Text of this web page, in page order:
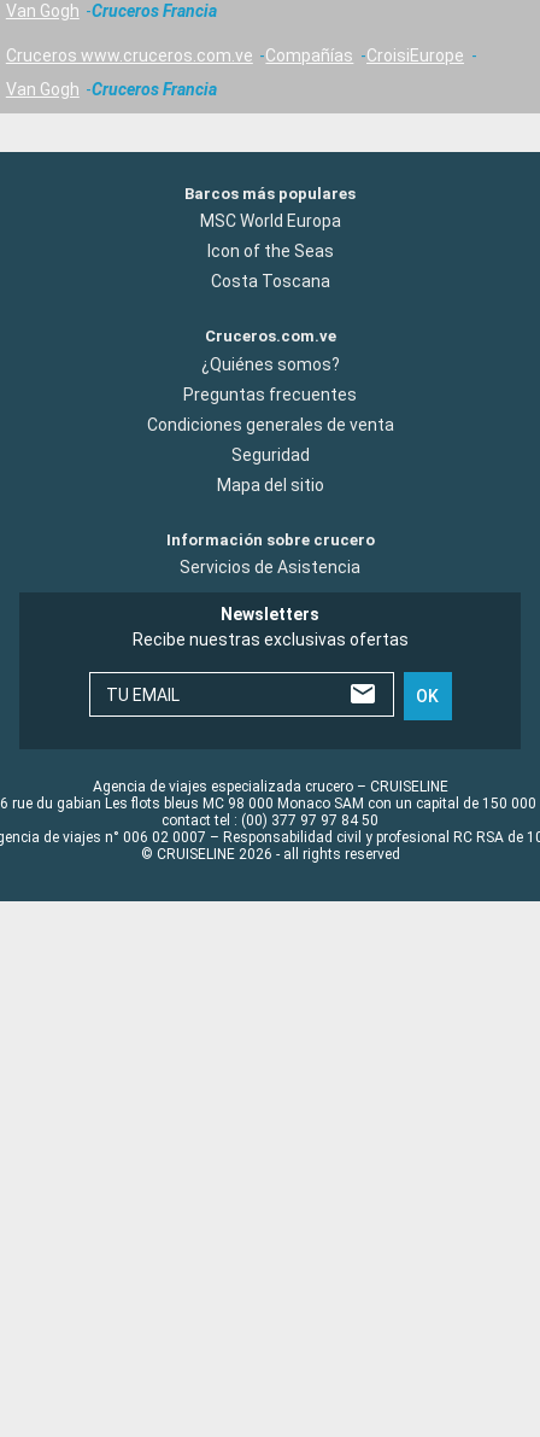
Van Gogh
Cruceros Francia
Cruceros www.cruceros.com.ve Compañías
CroisiEurope
Van Gogh
Cruceros Francia
Barcos más populares
MSC World Europa
Icon of the Seas
Costa Toscana
Cruceros.com.ve
¿Quiénes somos?
Preguntas frecuentes
Condiciones generales de venta
Seguridad
Mapa del sitio
Información sobre crucero
Servicios de Asistencia
Newsletters
Recibe nuestras exclusivas ofertas
TU EMAIL OK
Agencia de viajes especializada crucero – CRUISELINE
rue du gabian Les flots bleus MC 98 000 Monaco SAM con un capital de 150 000
contact tel : (00) 377 97 97 84 50
de viajes n° 006 02 0007 – Responsabilidad civil y profesional RC RSA de
© CRUISELINE 2026 - all rights reserved